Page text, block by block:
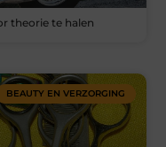
theorie te halen
BEAUTY EN VERZORGING